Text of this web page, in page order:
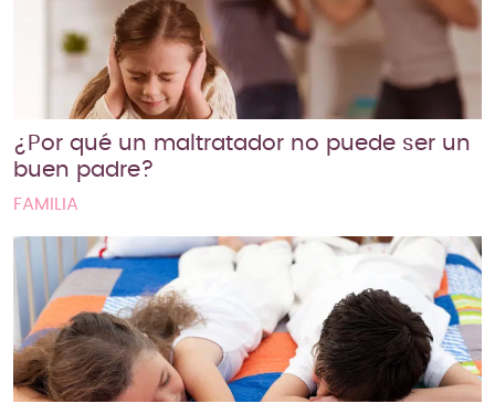
¿Por qué un maltratador no puede ser un
buen padre?
FAMILIA